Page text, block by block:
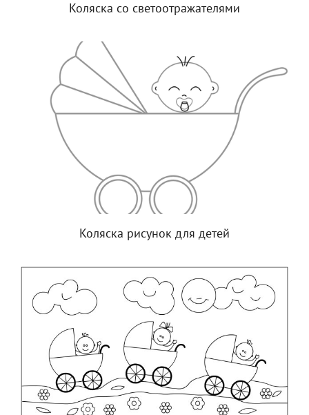
Коляска со светоотражателями
Коляска рисунок для детей